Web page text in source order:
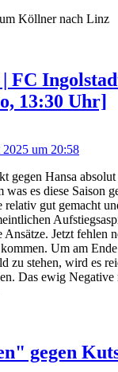
Köllner nach Linz
FC
13:30 Uhr]
2025 um 20:58
gegen Hansa
was es diese Saison
relativ gut gemacht
Ansätze. Jetzt fehlen
Um am
zu stehen, wird es
Das ewig Negative
gegen